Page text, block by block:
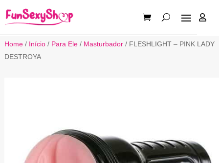

Home/ Início/ Para Ele/ Masturbador/ FLESHLIGHT – PINK LADY
DESTROYA